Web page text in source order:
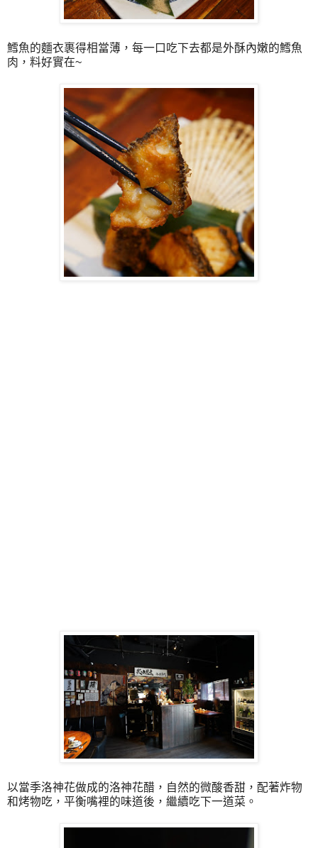
鱈魚的麵衣裹得相當薄，每一口吃下去都是外酥內嫩的鱈魚
肉，料好實在~
以當季洛神花做成的洛神花醋，自然的微酸香甜，配著炸物
和烤物吃，平衡嘴裡的味道後，繼續吃下一道菜。